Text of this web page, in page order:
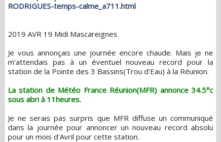
RODRIGUES-temps-calme_a711.html
2019 AVR 19 Midi Mascareignes
Je vous annonçais une journée encore chaude. Mais je ne
m'attendais pas à un éventuel nouveau record pour la
station de la Pointe des 3 Bassins(Trou d'Eau) à la Réunion.
La station de Météo France Réunion(MFR) annonce 34.5°c
sous abri à 11heures.
Je ne serais pas surpris que MFR diffuse un communiqué
dans la journée pour annoncer un nouveau record absolu
pour un mois d'Avril pour cette station.